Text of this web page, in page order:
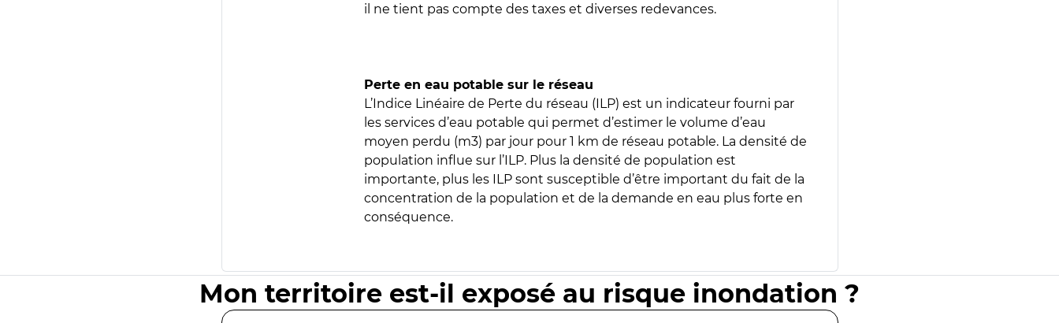
il ne tient pas compte des taxes et diverses redevances.
Perte en eau potable sur le réseau
L’Indice Linéaire de Perte du réseau (ILP) est un indicateur fourni par
les services d’eau potable qui permet d’estimer le volume d’eau
moyen perdu (m3) par jour pour 1 km de réseau potable. La densité de
population influe sur l’ILP. Plus la densité de population est
importante, plus les ILP sont susceptible d’être important du fait de la
concentration de la population et de la demande en eau plus forte en
conséquence.
Mon territoire est-il exposé au risque inondation ?